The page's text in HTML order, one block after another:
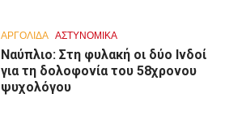
ΑΡΓΟΛΙΔΑ ΑΣΤΥΝΟΜΙΚΑ
Ναύπλιο: Στη φυλακή οι δύο Ινδοί
για τη δολοφονία του 58χρονου
ψυχολόγου